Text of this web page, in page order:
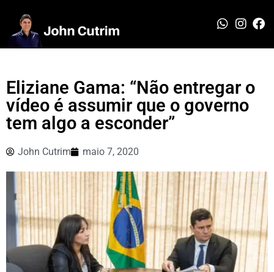
Eliziane Gama: “Não entregar o
vídeo é assumir que o governo
tem algo a esconder”
John Cutrim maio 7, 2020